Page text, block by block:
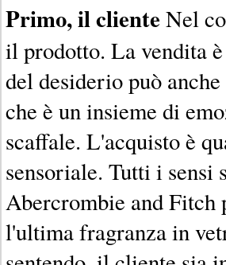
Primo, il cliente Nel
il prodotto. La vendita
del desiderio può
che è un insieme di
scaffale. L'acquisto è
sensoriale. Tutti i sensi
Abercrombie and
l'ultima fragranza in